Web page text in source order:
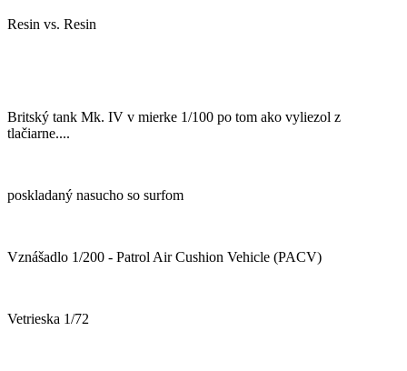
Resin vs. Resin
Britský tank Mk. IV v mierke 1/100 po tom ako vyliezol z
tlačiarne....
poskladaný nasucho so surfom
Vznášadlo 1/200 - Patrol Air Cushion Vehicle (PACV)
Vetrieska 1/72